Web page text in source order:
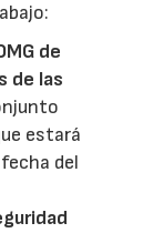
de
de las
estará
del